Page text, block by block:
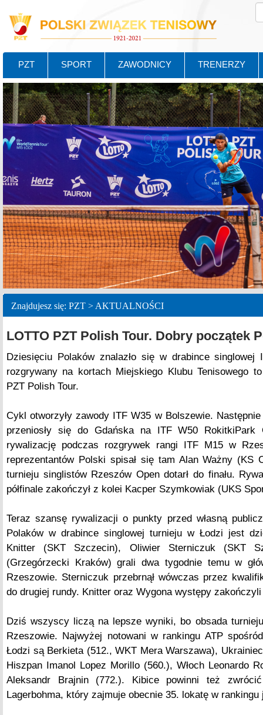
PZT SPORT ZAWODNICY TRENERZY
Znajdujesz się: PZT > AKTUALNOŚCI
LOTTO PZT Polish Tour. Dobry początek
Dziesięciu Polaków znalazło się w drabince
rozgrywany na kortach Miejskiego Klubu Tenisowego
PZT Polish Tour.
Cykl otworzyły zawody ITF W35 w Bolszewie.
przeniosły się do Gdańska na ITF W50
rywalizację podczas rozgrywek rangi ITF M15 w
reprezentantów Polski spisał się tam Alan Ważny (KS
turnieju singlistów Rzeszów Open dotarł do finału.
półfinale zakończył z kolei Kacper Szymkowiak (UKS
Teraz szansę rywalizacji o punkty przed własną
Polaków w drabince singlowej turnieju w Łodzi jest
Knitter (SKT Szczecin), Oliwier Sterniczuk (SKT
(Grzegórzecki Kraków) grali dwa tygodnie temu w
Rzeszowie. Sterniczuk przebrnął wówczas przez
do drugiej rundy. Knitter oraz Wygona występy
Dziś wszyscy liczą na lepsze wyniki, bo obsada
Rzeszowie. Najwyżej notowani w rankingu ATP
Łodzi są Berkieta (512., WKT Mera Warszawa), Ukrainiec
Hiszpan Imanol Lopez Morillo (560.), Włoch Leonardo
Aleksandr Brajnin (772.). Kibice powinni też
Lagerbohma, który zajmuje obecnie 35. lokatę w rankingu